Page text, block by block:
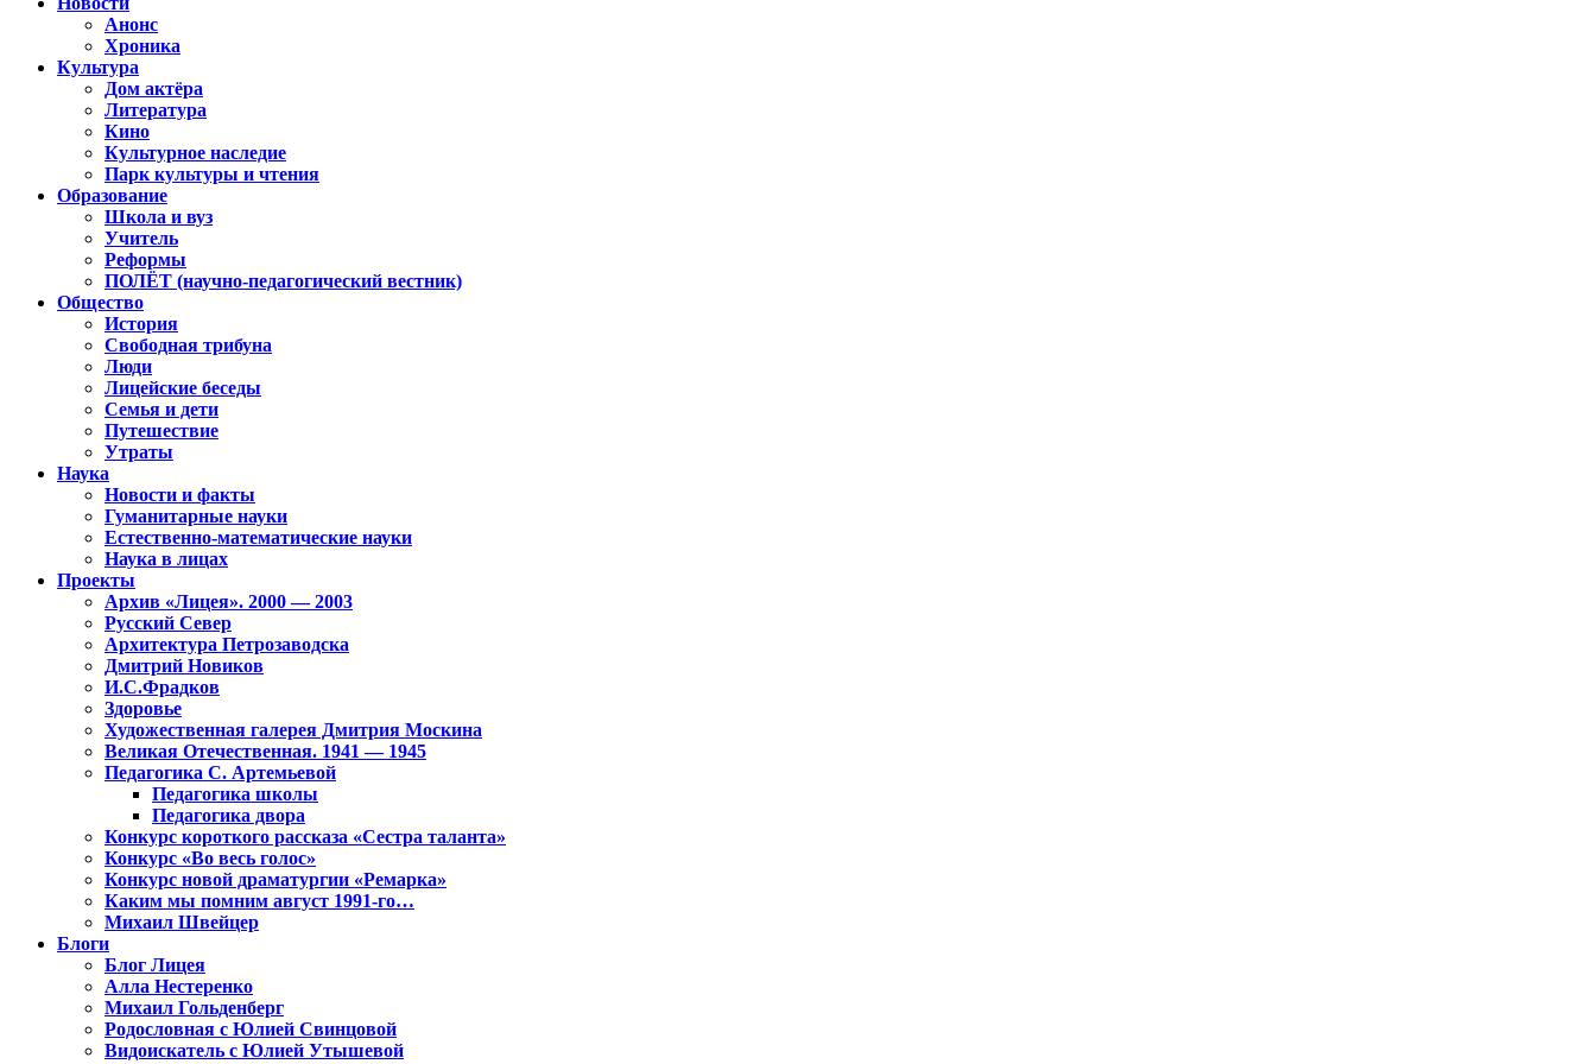
Анонс
Хроника
Культура
Дом актёра
Литература
Кино
Культурное наследие
Парк культуры и чтения
Образование
Школа и вуз
Учитель
Реформы
ПОЛЁТ (научно-педагогический вестник)
Общество
История
Свободная трибуна
Люди
Лицейские беседы
Семья и дети
Путешествие
Утраты
Наука
Новости и факты
Гуманитарные науки
Естественно-математические науки
Наука в лицах
Проекты
Архив «Лицея». 2000 — 2003
Русский Север
Архитектура Петрозаводска
Дмитрий Новиков
И.С.Фрадков
Здоровье
Художественная галерея Дмитрия Москина
Великая Отечественная. 1941 — 1945
Педагогика С. Артемьевой
Педагогика школы
Педагогика двора
Конкурс короткого рассказа «Сестра таланта»
Конкурс «Во весь голос»
Конкурс новой драматургии «Ремарка»
Каким мы помним август 1991-го…
Михаил Швейцер
Блоги
Блог Лицея
Алла Нестеренко
Михаил Гольденберг
Родословная с Юлией Свинцовой
Видоискатель с Юлией Утышевой